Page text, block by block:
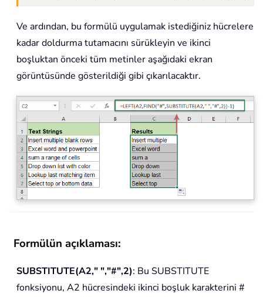
Ve ardından, bu formülü uygulamak istediğiniz hücrelere
kadar doldurma tutamacını sürükleyin ve ikinci
boşluktan önceki tüm metinler aşağıdaki ekran
görüntüsünde gösterildiği gibi çıkarılacaktır.
Formülün açıklaması:
SUBSTITUTE(A2," ","#",2): Bu SUBSTITUTE
fonksiyonu, A2 hücresindeki ikinci boşluk karakterini #